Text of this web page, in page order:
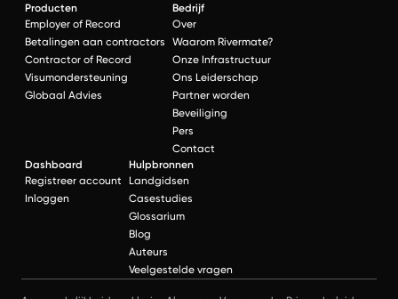
Producten
Employer of Record
Betalingen aan contractors
Contractor of Record
Visumondersteuning
Globaal Advies
Bedrijf
Over
Waarom Rivermate?
Onze Infrastructuur
Ons Leiderschap
Partner worden
Beveiliging
Pers
Contact
Dashboard
Registreer account
Inloggen
Hulpbronnen
Landgidsen
Casestudies
Glossarium
Blog
Auteurs
Veelgestelde vragen